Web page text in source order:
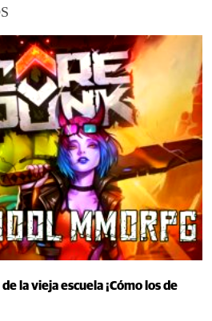
la vieja escuela ¡Cómo los de